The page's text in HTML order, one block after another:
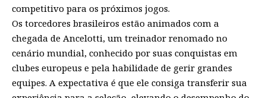
competitivo para os próximos jogos.
Os torcedores brasileiros estão animados com a
chegada de Ancelotti, um treinador renomado no
cenário mundial, conhecido por suas conquistas em
clubes europeus e pela habilidade de gerir grandes
equipes. A expectativa é que ele consiga transferir sua